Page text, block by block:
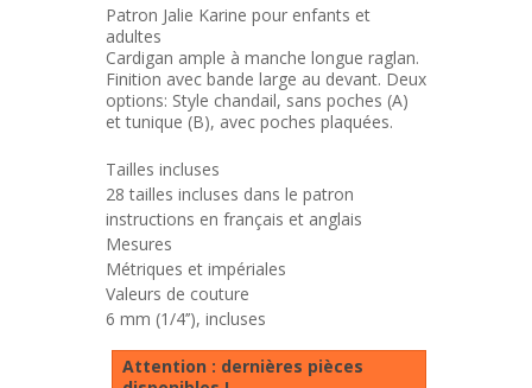
Patron Jalie Karine pour enfants et
adultes
Cardigan ample à manche longue raglan.
Finition avec bande large au devant. Deux
options: Style chandail, sans poches (A)
et tunique (B), avec poches plaquées.
Tailles incluses
28 tailles incluses dans le patron
instructions en français et anglais
Mesures
Métriques et impériales
Valeurs de couture
6 mm (1/4’’), incluses
Attention : dernières pièces